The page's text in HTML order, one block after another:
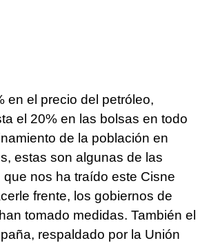
en el precio del petróleo,
el 20% en las bolsas en todo
de la población en
estas son algunas de las
nos ha traído este Cisne
frente, los gobiernos de
tomado medidas. También el
respaldado por la Unión